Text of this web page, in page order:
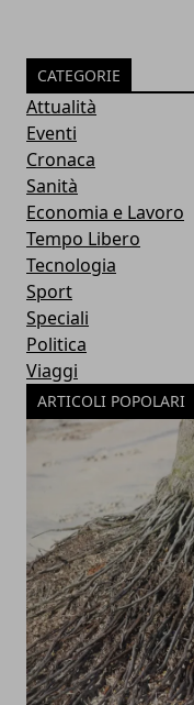
CATEGORIE
Attualità
Eventi
Cronaca
Sanità
Economia e Lavoro
Tempo Libero
Tecnologia
Sport
Speciali
Politica
Viaggi
ARTICOLI POPOLARI